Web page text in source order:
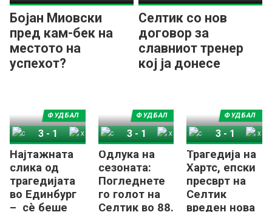
Бојан Миовски
пред кам-бек на
местото на
успехот?
Селтик со нов
договор за
славниот тренер
кој ја донесе
Најтажната
слика од
трагедијата
во Единбург
– сè беше
ФУДБАЛ
Селтик
3-1
Одлука на
сезоната:
Погледнете
го голот на
Селтик во 88.
ФУДБАЛ
Селтик
3-1
Трагедија на
Хартс, епски
пресврт на
Селтик
вреден нова
ФУДБАЛ
Селтик
3-1
Хартс